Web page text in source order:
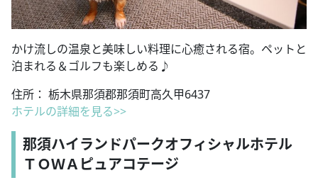
かけ流しの温泉と美味しい料理に心癒される宿。ペットと
泊まれる＆ゴルフも楽しめる♪
住所： 栃木県那須郡那須町高久甲6437
ホテルの詳細を見る>>
那須ハイランドパークオフィシャルホテル
ＴＯＷＡピュアコテージ